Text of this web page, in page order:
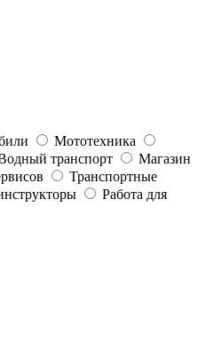
Мототехника
транспорт
Магазин
Транспортные
Работа для